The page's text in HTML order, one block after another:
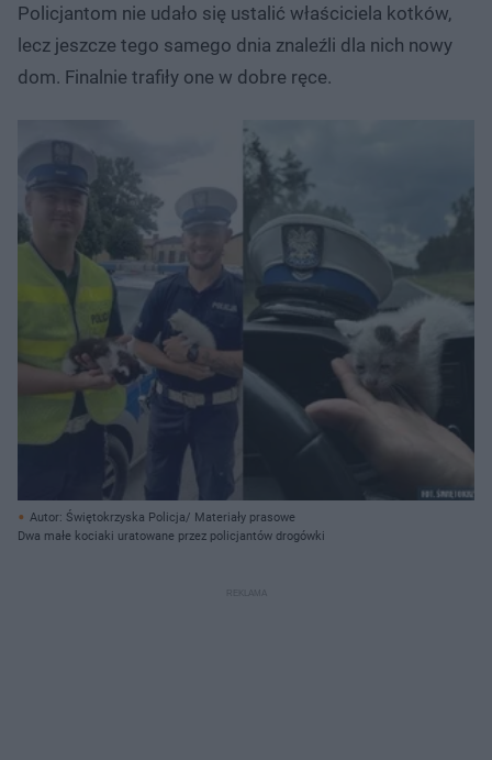
Policjantom nie udało się ustalić właściciela kotków,
lecz jeszcze tego samego dnia znaleźli dla nich nowy
dom. Finalnie trafiły one w dobre ręce.
Autor: Świętokrzyska Policja/ Materiały prasowe
Dwa małe kociaki uratowane przez policjantów drogówki